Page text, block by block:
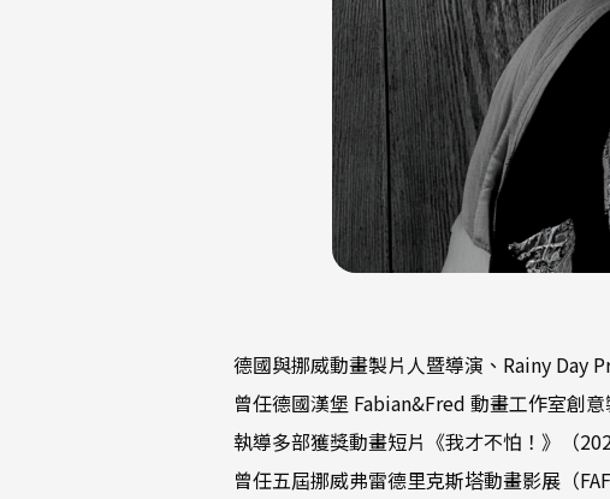
德國與挪威動畫製片人暨導演、Rainy Day
曾任德國漢堡 Fabian&Fred 動畫工作室創意
執導多部獲獎動畫短片《我才不怕！》（
曾任五屆挪威弗雷德里克斯塔動畫影展（